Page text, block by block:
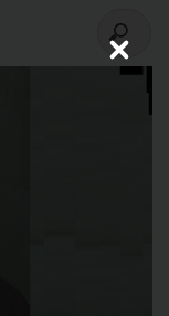
Close